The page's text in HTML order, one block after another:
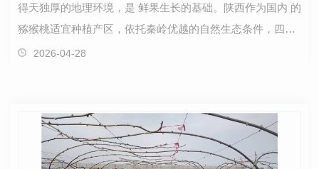
得天独厚的地理环境，是 鲜果生长的基础。陕西作为国内 的
猕猴桃适宜种植产区，依托秦岭优越的自然生态条件，四季
分明、光照充足，昼夜温差适中，搭配疏松肥…
2026-04-28